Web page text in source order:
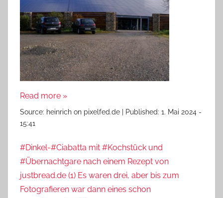
Read more »
Source: heinrich on pixelfed.de Published: 1. Mai 2024 -
15:41
#Dinkel-#Ciabatta mit #Kochstück und
#Übernachtgare nach einem Rezept von
justbread.de (1) Es waren drei, aber bis zum
Fotografieren war dann eines schon